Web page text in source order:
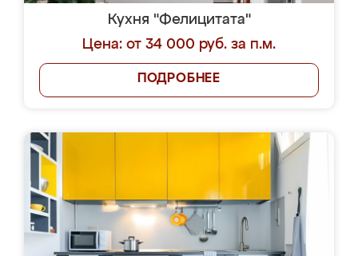
Кухня "Фелицитата"
Цена: от 34 000 руб. за п.м.
ПОДРОБНЕЕ